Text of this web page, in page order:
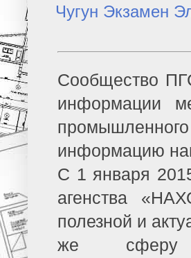
Чугун Экзамен
Сообщество
информации
информацию
С 1 января
агенства
полезной и
же сферу